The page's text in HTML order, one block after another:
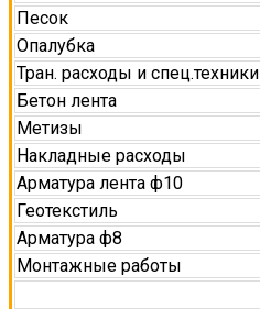
Песок
Опалубка
Тран. расходы и спец.техники
Бетон лента
Метизы
Накладные расходы
Арматура лента ф10
Геотекстиль
Арматура ф8
Монтажные работы